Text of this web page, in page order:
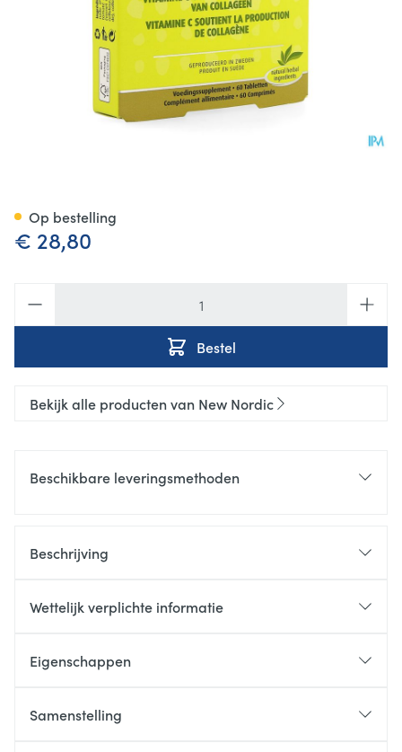
€ 28,80
Bestel
Op bestelling
Bekijk alle producten van New Nordic
Beschikbare leveringsmethoden
Beschrijving
Wettelijk verplichte informatie
Eigenschappen
Samenstelling